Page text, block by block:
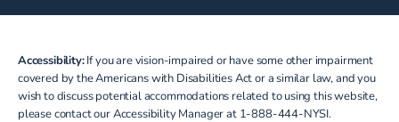
Accessibility:If you are vision-impaired or have some other impairment
covered by the Americans with Disabilities Act or a similar law, and you
wish to discuss potential accommodations related to using this website,
please contact our Accessibility Manager at 1-888-444-NYSI.